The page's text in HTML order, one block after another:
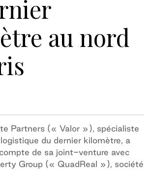
au nord
Partners (« Valor »), spécialiste
du dernier kilomètre, a
de sa joint-venture avec
Group (« QuadReal »), société